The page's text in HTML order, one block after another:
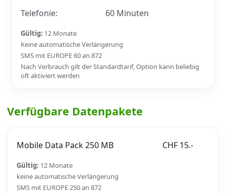
Telefonie:
60 Minuten
Gültig: 12 Monate
Keine automatische Verlängerung
SMS mit EUROPE 60 an 872
Nach Verbrauch gilt der Standardtarif, Option kann beliebig
oft aktiviert werden
Verfügbare Datenpakete
Mobile Data Pack 250 MB CHF 15.-
Gültig: 12 Monate
keine automatische Verlängerung
SMS mit EUROPE 250 an 872